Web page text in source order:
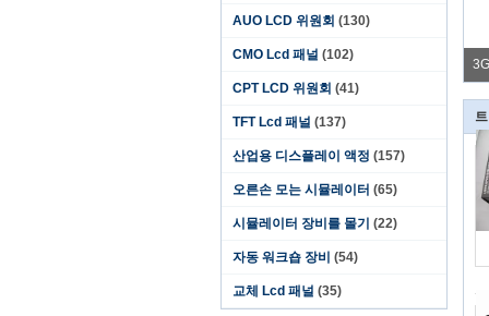
AUO LCD 위원회 (130)
CMO Lcd 패널 (102)
CPT LCD 위원회 (41)
TFT Lcd 패널 (137)
산업용 디스플레이 액정 (157)
오른손 모는 시뮬레이터 (65)
시뮬레이터 장비를 몰기 (22)
자동 워크숍 장비 (54)
교체 Lcd 패널 (35)